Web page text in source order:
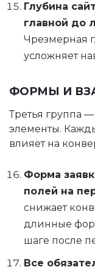
Глубина
главной до
Чрезмерная
усложняет
ФОРМЫ И
Третья группа
элементы.
влияет на
Форма
полей на
снижает
длинные
шаге после
Все